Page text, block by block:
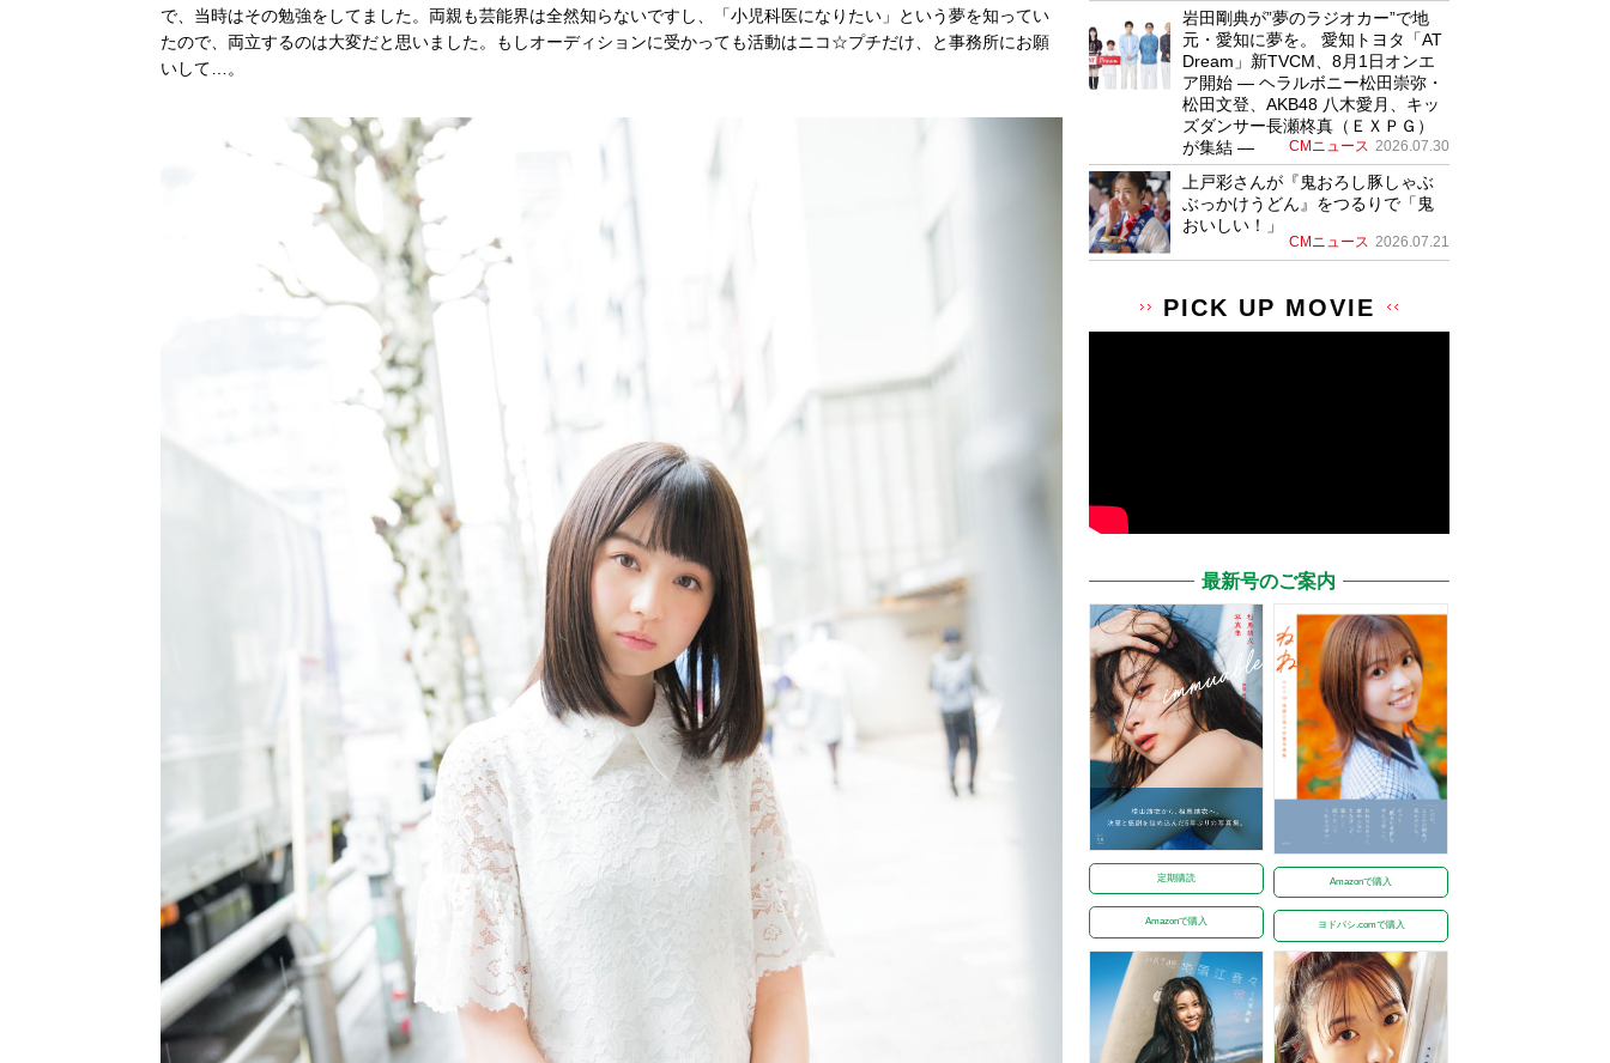
で、当時はその勉強をしてました。両親も芸能界は全然知らないですし、「小児科医になりたい」という夢を知ってい
たので、両立するのは大変だと思いました。もしオーディションに受かっても活動はニコ☆プチだけ、と事務所にお願
いして…。
岩田剛典が”夢のラジオカー”で地
元・愛知に夢を。 愛知トヨタ「AT
Dream」新TVCM、8月1日オンエ
ア開始 ― ヘラルボニー松田崇弥・
松田文登、AKB48 八木愛月、キッ
ズダンサー長瀬柊真（ＥＸＰＧ）
が集結 ―
CMニュース 2026.07.30
上戸彩さんが『鬼おろし豚しゃぶ
ぶっかけうどん』をつるりで「鬼
おいしい！」
CMニュース 2026.07.21
PICK UP MOVIE
最新号のご案内
定期購読
Amazonで購入
Amazonで購入
ヨドバシ.comで購入